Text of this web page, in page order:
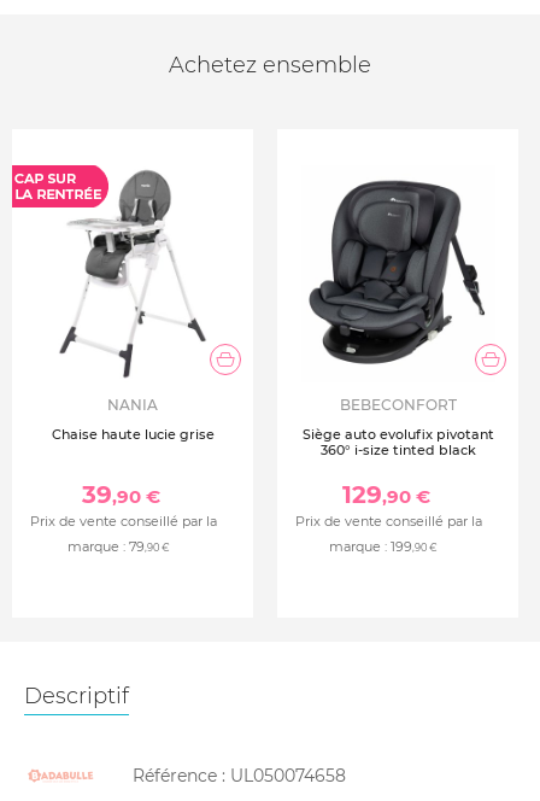
Achetez ensemble
NANIA
Chaise haute lucie grise
39,90 €
Prix de vente conseillé par la
marque : 79,90 €
BEBECONFORT
Siège auto evolufix pivotant
360° i-size tinted black
129,90 €
Prix de vente conseillé par la
marque : 199,90 €
Descriptif
Référence : UL050074658